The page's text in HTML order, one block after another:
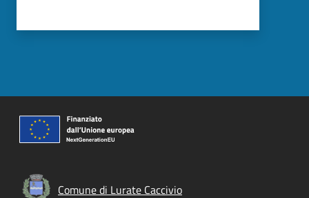
Comune di Lurate Caccivio